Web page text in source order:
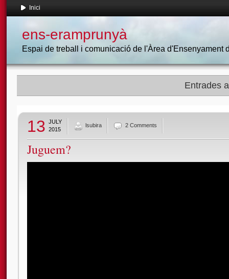
Inici
ens-eramprunyà
Espai de treball i comunicació de l'Àrea d'Ensenyament
Entrades
13 JULY
2015
lsubira 2 Comments
Juguem?